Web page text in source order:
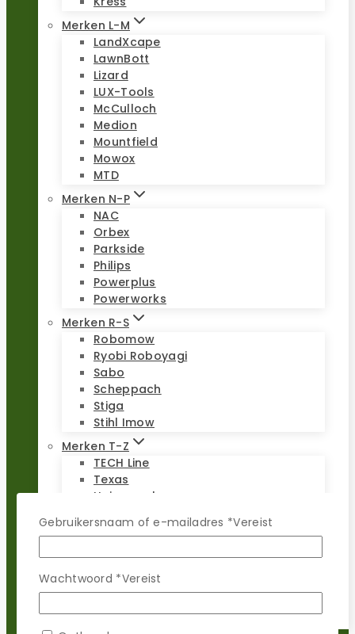
Merken L-M
LandXcape
LawnBott
Lizard
LUX-Tools
McCulloch
Medion
Mountfield
Mowox
MTD
Merken N-P
NAC
Orbex
Parkside
Philips
Powerplus
Powerworks
Merken R-S
Robomow
Ryobi Roboyagi
Sabo
Scheppach
Stiga
Stihl Imow
Merken T-Z
TECH Line
Texas
Universeel
Wiper
Worx Landroid
Yardforce
Zoef Robot
Gebruikersnaam of e-mailadres *Vereist
Wachtwoord *Vereist